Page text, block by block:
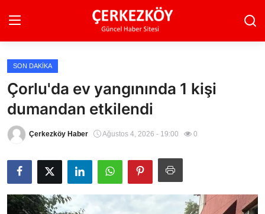
Ana Sayfa
Son Dakika
Ekonomi Haberleri
Magazin Haberleri
Spor Haberleri
SON DAKIKA
Çorlu'da ev yangınında 1 kişi
dumandan etkilendi
Çerkezköy Haber Ağustos 4, 2026 - 19:00 0